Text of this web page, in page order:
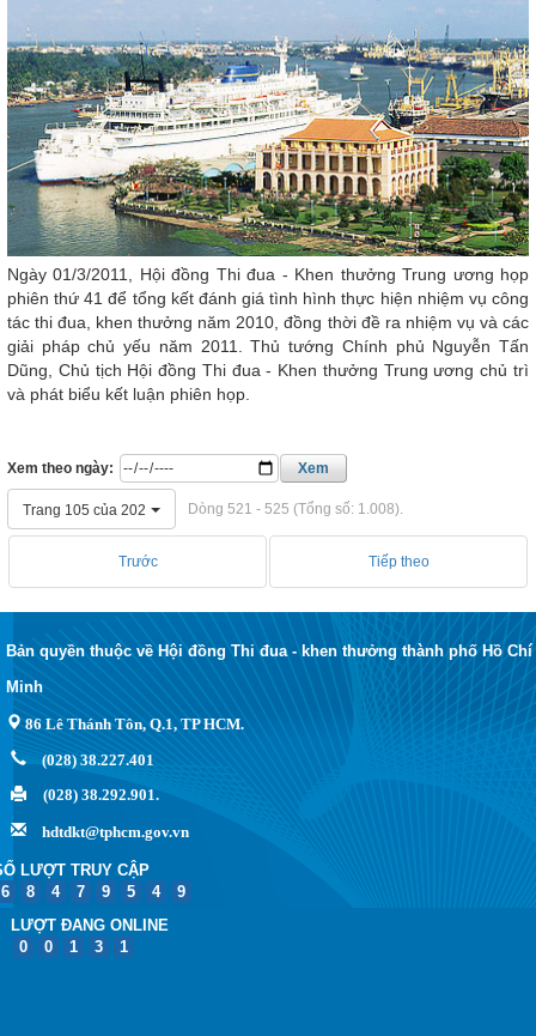
Ngày 01/3/2011, Hội đồng Thi đua - Khen thưởng Trung ương họp
phiên thứ 41 để tổng kết đánh giá tình hình thực hiện nhiệm vụ công
tác thi đua, khen thưởng năm 2010, đồng thời đề ra nhiệm vụ và các
giải pháp chủ yếu năm 2011. Thủ tướng Chính phủ Nguyễn Tấn
Dũng, Chủ tịch Hội đồng Thi đua - Khen thưởng Trung ương chủ trì
và phát biểu kết luận phiên họp.
Xem theo ngày: Xem
Trang 105 của 202 Dòng 521 - 525 (Tổng số: 1.008).
Trước Tiếp theo
Bản quyền thuộc về Hội đồng Thi đua - khen thưởng thành phố Hồ Chí
Minh
86 Lê Thánh Tôn, Q.1, TP HCM.
(028) 38.227.401
(028) 38.292.901.
hdtdkt@tphcm.gov.vn
LƯỢT TRUY CẬP
6
8 4 7 9 5 4
9
LƯỢT ĐANG ONLINE
0
0 1 3 1